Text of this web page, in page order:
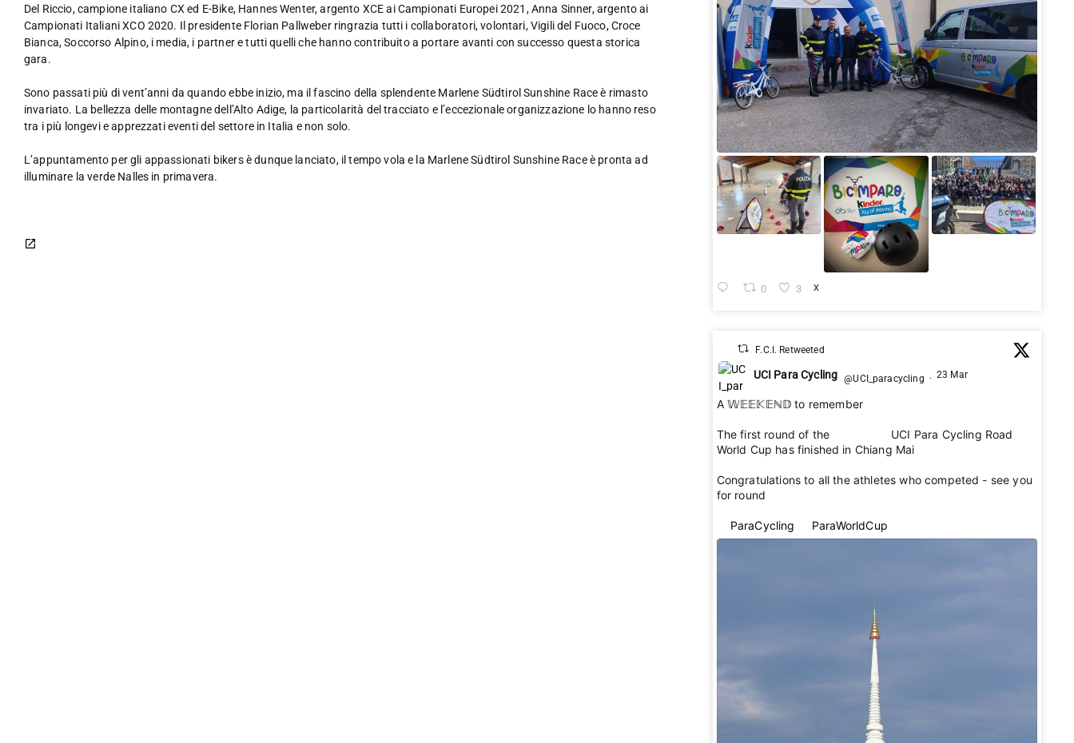
Del Riccio, campione italiano CX ed E-Bike, Hannes Wenter, argento XCE ai Campionati Europei 2021, Anna Sinner, argento ai
Campionati Italiani XCO 2020. Il presidente Florian Pallweber ringrazia tutti i collaboratori, volontari, Vigili del Fuoco, Croce
Bianca, Soccorso Alpino, i media, i partner e tutti quelli che hanno contribuito a portare avanti con successo questa storica
gara.
Sono passati più di vent’anni da quando ebbe inizio, ma il fascino della splendente Marlene Südtirol Sunshine Race è rimasto
invariato. La bellezza delle montagne dell’Alto Adige, la particolarità del tracciato e l’eccezionale organizzazione lo hanno reso
tra i più longevi e apprezzati eventi del settore in Italia e non solo.
L’appuntamento per gli appassionati bikers è dunque lanciato, il tempo vola e la Marlene Südtirol Sunshine Race è pronta ad
illuminare la verde Nalles in primavera.
0 3 X
F.C.I. Retweeted
UCI Para Cycling @UCI_paracycling · 23 Mar
A 𝕎𝔼𝔼𝕂𝔼ℕ𝔻 to remember 🌟
The first round of the 2026 UCI Para Cycling Road
World Cup has finished in Chiang Mai 🇹🇭
Congratulations to all the athletes who competed - see you
for round 2 👋
#ParaCycling #ParaWorldCup